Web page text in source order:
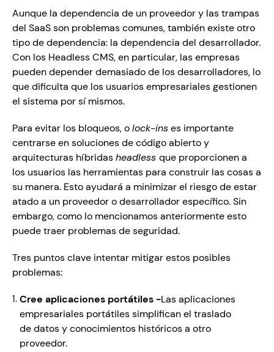
Aunque la dependencia de un proveedor y las trampas
del SaaS son problemas comunes, también existe otro
tipo de dependencia: la dependencia del desarrollador.
Con los Headless CMS, en particular, las empresas
pueden depender demasiado de los desarrolladores, lo
que dificulta que los usuarios empresariales gestionen
el sistema por sí mismos.
Para evitar los bloqueos, o lock-ins es importante
centrarse en soluciones de código abierto y
arquitecturas híbridas headless que proporcionen a
los usuarios las herramientas para construir las cosas a
su manera. Esto ayudará a minimizar el riesgo de estar
atado a un proveedor o desarrollador específico. Sin
embargo, como lo mencionamos anteriormente esto
puede traer problemas de seguridad.
Tres puntos clave intentar mitigar estos posibles
problemas:
Cree aplicaciones portátiles -Las aplicaciones
empresariales portátiles simplifican el traslado
de datos y conocimientos históricos a otro
proveedor.